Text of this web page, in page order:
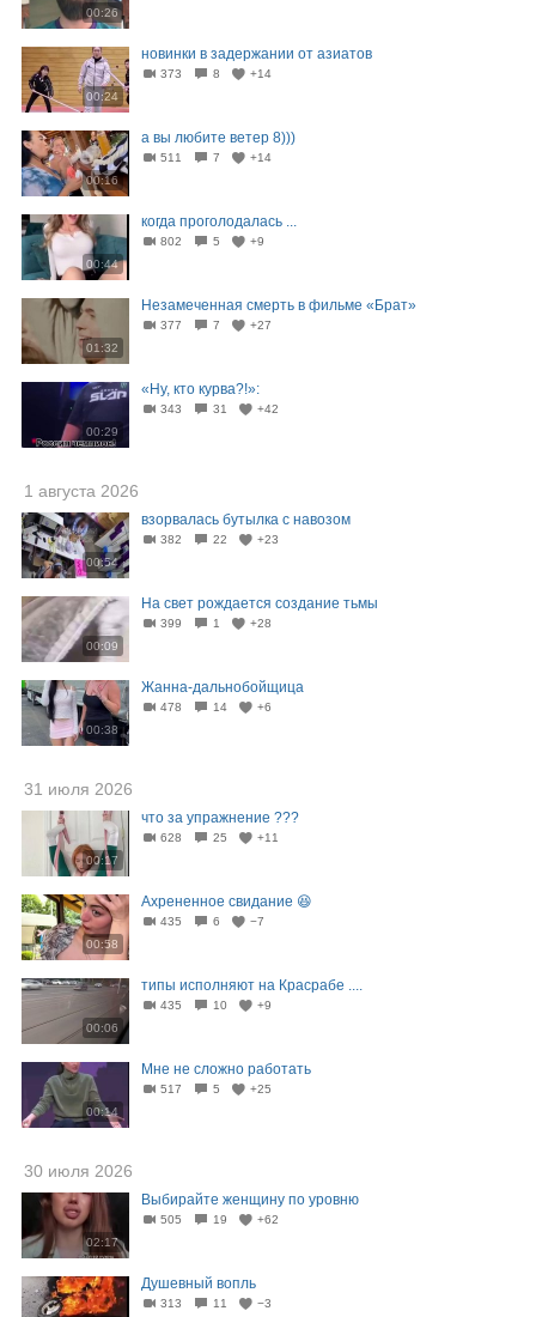
00:26
00:24
новинки в задержании от азиатов
373 8 +14
00:16
а вы любите ветер 8)))
511 7 +14
00:44
когда проголодалась ...
802 5 +9
01:32
Незамеченная смерть в фильме «Брат»
377 7 +27
00:29
«Ну, кто курва?!»:
343 31 +42
1 августа 2026
00:54
взорвалась бутылка с навозом
382 22 +23
00:09
На свет рождается создание тьмы
399 1 +28
00:38
Жанна-дальнобойщица
478 14 +6
31 июля 2026
00:17
что за упражнение ???
628 25 +11
00:58
Ахрененное свидание 😆
435 6 −7
00:06
типы исполняют на Красрабе ....
435 10 +9
00:14
Мне не сложно работать
517 5 +25
30 июля 2026
02:17
Выбирайте женщину по уровню
505 19 +62
Душевный вопль
313 11 −3